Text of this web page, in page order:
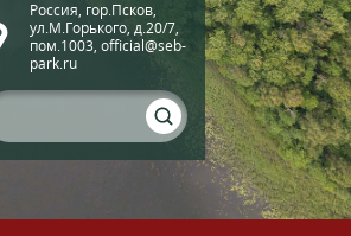
Россия, гор.Псков,
ул.М.Горького, д.20/7,
пом.1003, official@seb-
park.ru